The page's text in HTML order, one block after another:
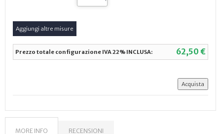
Prezzo totale configurazione IVA 22% INCLUSA: 62,50 €
MORE INFO RECENSIONI